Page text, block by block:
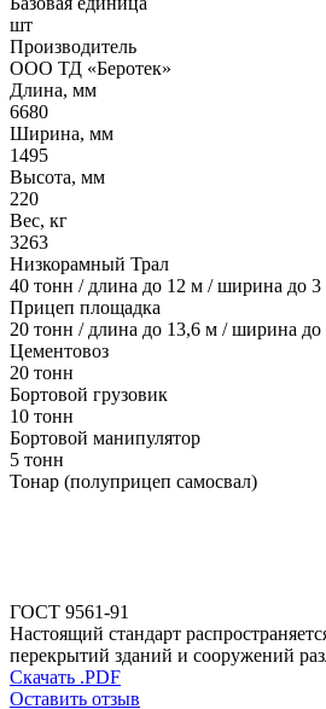
шт
Производитель
ООО ТД «Беротек»
Длина, мм
6680
Ширина, мм
1495
Высота, мм
220
Вес, кг
3263
Низкорамный Трал
40 тонн / длина до 12 м / ширина до
Прицеп площадка
20 тонн / длина до 13,6 м / ширина до
Цементовоз
20 тонн
Бортовой грузовик
10 тонн
Бортовой манипулятор
5 тонн
Тонар (полуприцеп самосвал)
ГОСТ 9561-91
Настоящий стандарт
перекрытий зданий и сооружений
Скачать .PDF
Оставить отзыв